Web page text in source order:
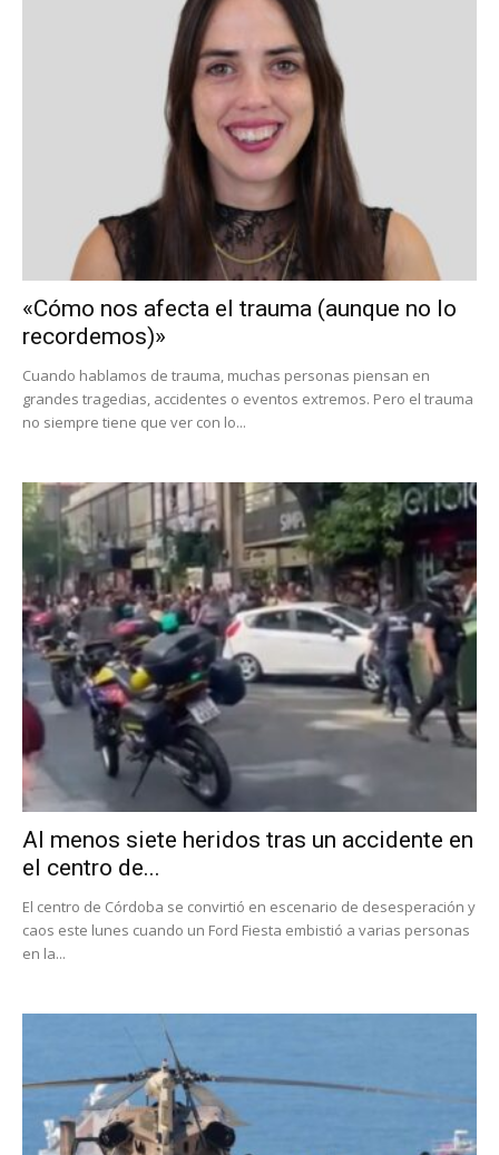
«Cómo nos afecta el trauma (aunque no lo
recordemos)»
Cuando hablamos de trauma, muchas personas piensan en
grandes tragedias, accidentes o eventos extremos. Pero el trauma
no siempre tiene que ver con lo...
Al menos siete heridos tras un accidente en
el centro de...
El centro de Córdoba se convirtió en escenario de desesperación y
caos este lunes cuando un Ford Fiesta embistió a varias personas
en la...